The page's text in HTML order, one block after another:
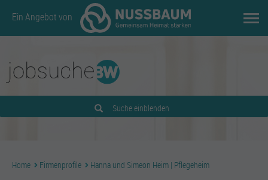
Ein Angebot von
Suche einblenden
Home Firmenprofile Hanna und Simeon Heim | Pflegeheim